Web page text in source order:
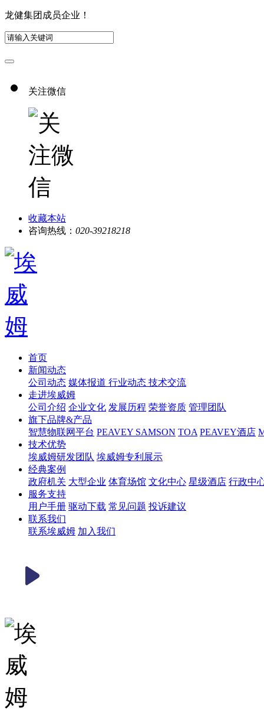
龙健集团成员企业！
关注微信
收藏本站
咨询热线： 020-39218218
首页
新闻动态
公司动态 媒体报道 行业动态 技术交流
走进埃威姆
公司介绍 企业文化 发展历程 荣誉资质 管理团队
旗下品牌&产品
智慧物联网平台 PEAVEY SAMSON TOA PEAVEY酒店
技术优势
埃威姆研发团队 埃威姆专利展示
经典案例
政府机关 大型企业 体育场馆 文化中心 星级酒店 行政中
服务支持
用户手册 驱动下载 常见问题 投诉建议
联系我们
联系埃威姆 加入我们